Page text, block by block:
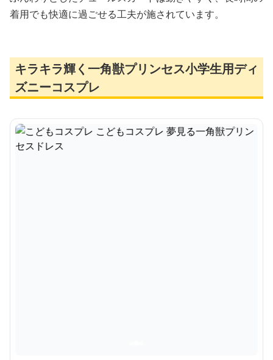
着用でも快適に過ごせる工夫が施されています。
キラキラ輝く一角獣プリンセス小学生用ディ
ズニーコスプレ